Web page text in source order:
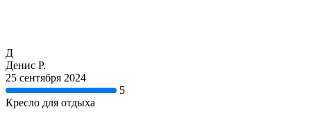
Д
Денис Р.
25 сентября 2024
5
Кресло для отдыха